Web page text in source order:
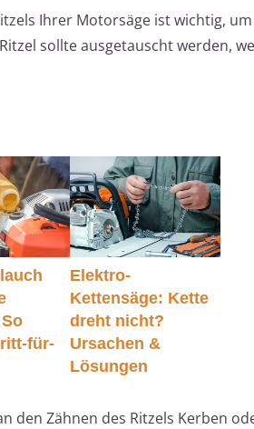
Ihrer Motorsäge ist wichtig,
sollte ausgetauscht werden,
für-
Elektro-
Kettensäge: Kette
dreht nicht?
Ursachen &
Lösungen
den Zähnen des Ritzels Kerben